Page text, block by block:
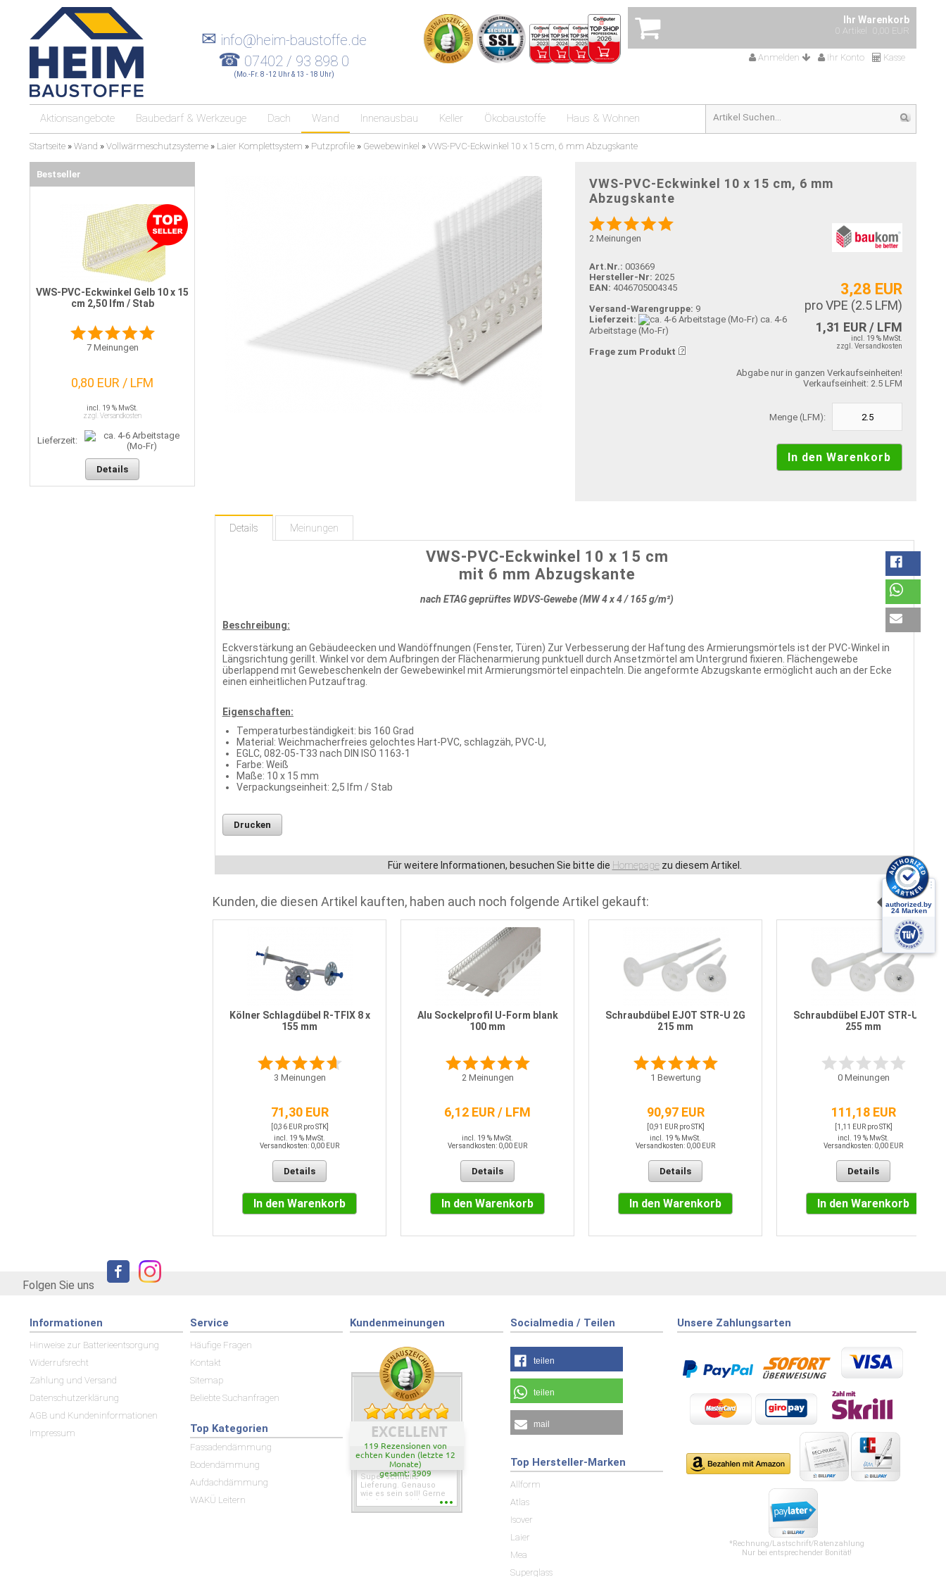
Ihr Warenkorb
0 Artikel 0,00 EUR
Anmelden Ihr Konto Kasse
✉ info@heim-baustoffe.de
☎ 07402 / 93 898 0
(Mo.-Fr. 8 -12 Uhr & 13 - 18 Uhr)
Aktionsangebote Baubedarf & Werkzeuge Dach Wand Innenausbau Keller Ökobaustoffe Haus & Wohnen
Startseite » Wand » Vollwärmeschutzsysteme » Laier Komplettsystem » Putzprofile » Gewebewinkel » VWS-PVC-Eckwinkel 10 x 15 cm, 6 mm Abzugskante
VWS-PVC-Eckwinkel 10 x 15 cm, 6 mm
Abzugskante
2 Meinungen
3,28 EUR
pro VPE (2.5 LFM)
1,31 EUR / LFM
incl. 19 % MwSt.
zzgl. Versandkosten
Art.Nr.: 003669
Hersteller-Nr: 2025
EAN: 4046705004345
Versand-Warengruppe: 9
Lieferzeit:
ca. 4-6
Arbeitstage (Mo-Fr)
Frage zum Produkt
Abgabe nur in ganzen Verkaufseinheiten!
Verkaufseinheit: 2.5 LFM
Menge (LFM):
Details Meinungen
VWS-PVC-Eckwinkel 10 x 15 cm
mit 6 mm Abzugskante
nach ETAG geprüftes WDVS-Gewebe (MW 4 x 4 / 165 g/m²)
Beschreibung:
Eckverstärkung an Gebäudeecken und Wandöffnungen (Fenster, Türen) Zur Verbesserung der Haftung des Armierungsmörtels ist der PVC-Winkel in
Längsrichtung gerillt. Winkel vor dem Aufbringen der Flächenarmierung punktuell durch Ansetzmörtel am Untergrund fixieren. Flächengewebe
überlappend mit Gewebeschenkeln der Gewebewinkel mit Armierungsmörtel einpachteln. Die angeformte Abzugskante ermöglicht auch an der Ecke
einen einheitlichen Putzauftrag.
Eigenschaften:
Temperaturbeständigkeit: bis 160 Grad
Material: Weichmacherfreies gelochtes Hart-PVC, schlagzäh, PVC-U,
EGLC, 082-05-T33 nach DIN ISO 1163-1
Farbe: Weiß
Maße: 10 x 15 mm
Verpackungseinheit: 2,5 lfm / Stab
Drucken
Für weitere Informationen, besuchen Sie bitte die Homepagezu diesem Artikel.
Kunden, die diesen Artikel kauften, haben auch noch folgende Artikel gekauft:
Kölner Schlagdübel R-TFIX 8 x
155 mm
3 Meinungen
71,30 EUR
[0,36 EUR pro STK]
incl. 19 % MwSt.
Versandkosten: 0,00 EUR
Details
In den Warenkorb
Alu Sockelprofil U-Form blank
100 mm
2Meinungen
6,12 EUR / LFM
incl. 19 % MwSt.
Versandkosten: 0,00 EUR
Details
In den Warenkorb
Schraubdübel EJOT STR-U 2G
215 mm
1 Bewertung
90,97 EUR
[0,91 EUR pro STK]
incl. 19 % MwSt.
Versandkosten: 0,00 EUR
Details
In den Warenkorb
Schraubdübel EJOT STR-U 2G
255 mm
0Meinungen
111,18 EUR
[1,11 EUR pro STK]
incl. 19 % MwSt.
Versandkosten: 0,00 EUR
Details
In den Warenkorb
Bestseller
VWS-PVC-Eckwinkel Gelb 10 x 15
cm 2,50 lfm / Stab
7Meinungen
0,80 EUR / LFM
incl. 19 % MwSt.
zzgl. Versandkosten
Lieferzeit:
Details
Folgen Sie uns
Informationen
Hinweise zur Batterieentsorgung
Widerrufsrecht
Zahlung und Versand
Datenschutzerklärung
AGB und Kundeninformationen
Impressum
Service
Häufige Fragen
Kontakt
Sitemap
Beliebte Suchanfragen
Top Kategorien
Fassadendämmung
Bodendämmung
Aufdachdämmung
WAKÜ Leitern
Kundenmeinungen
EXCELLENT
119 Rezensionen von
echten Kunden (letzte 12
Monate)
gesamt: 3909
Super schnelle
Lieferung. Genauso
wie es sein soll! Gerne
wieder wenn ich was
Socialmedia / Teilen
teilen
teilen
mail
Unsere Zahlungsarten
*Rechnung/Lastschrift/Ratenzahlung
Nur bei entsprechender Bonität!
Top Hersteller-Marken
Allform
Atlas
Isover
Laier
Mea
Superglass